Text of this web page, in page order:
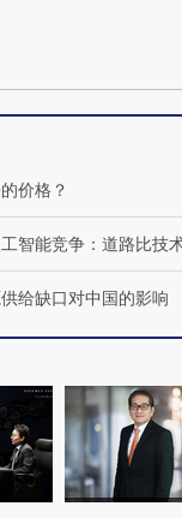
【特别呈现】寻找100种
价格？
智能竞争：道路比技
给缺口对中国的影响